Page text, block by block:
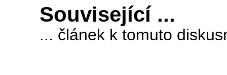
Související ...
... článek k tomuto